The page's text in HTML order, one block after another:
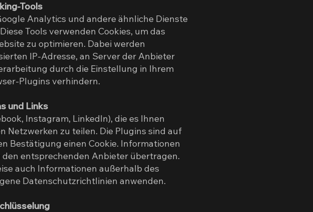
Tools
Analytics und andere ähnliche Dienste
Tools verwenden Cookies, um das
zu optimieren. Dabei werden
IP-Adresse, an Server der Anbieter
durch die Einstellung in Ihrem
Plugins verhindern.
und Links
Instagram, LinkedIn), die es Ihnen
Netzwerken zu teilen. Die Plugins sind auf
Bestätigung einen Cookie. Informationen
entsprechenden Anbieter übertragen.
auch Informationen außerhalb des
Datenschutzrichtlinien anwenden.